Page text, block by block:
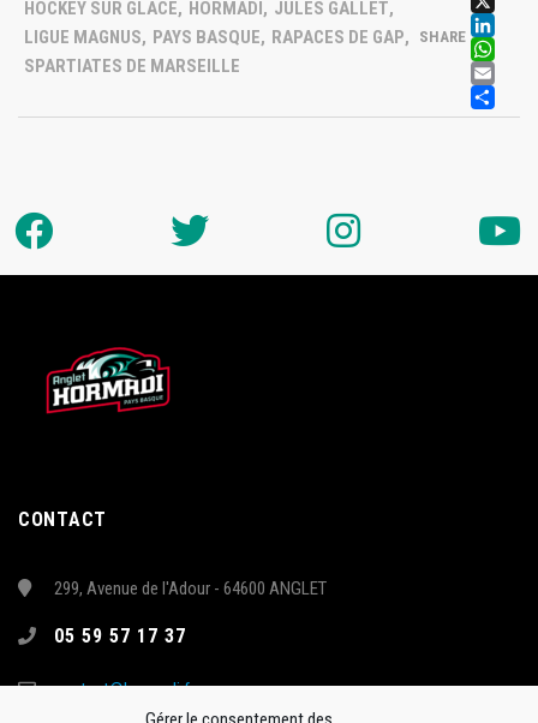
HOCKEY SUR GLACE, HORMADI, JULES GALLET,
LIGUE MAGNUS, PAYS BASQUE, RAPACES DE GAP,
SPARTIATES DE MARSEILLE
SHARE
CONTACT
299, Avenue de l'Adour - 64600 ANGLET
05 59 57 17 37
contact@hormadi.fr